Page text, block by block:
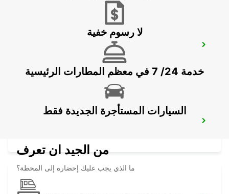
DARTFORD - UNITED KINGDOM
لا رسوم خفية
خدمة 24/ 7 في معظم المطارات الرئيسية
السيارات المستأجرة الجديدة فقط
من الجيد ان تعرف
ما الذي يجب عليك إحضاره إلى المحطة؟